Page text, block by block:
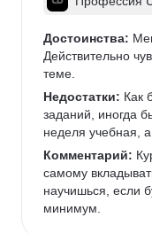
Достоинства:
Действительно
теме.
Недостатки: Как
заданий, иногда
неделя учебная,
Комментарий:
самому
научишься, если
минимум.